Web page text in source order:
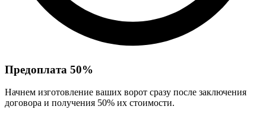
Предоплата 50%
Начнем изготовление ваших ворот сразу после заключения
договора и получения 50% их стоимости.